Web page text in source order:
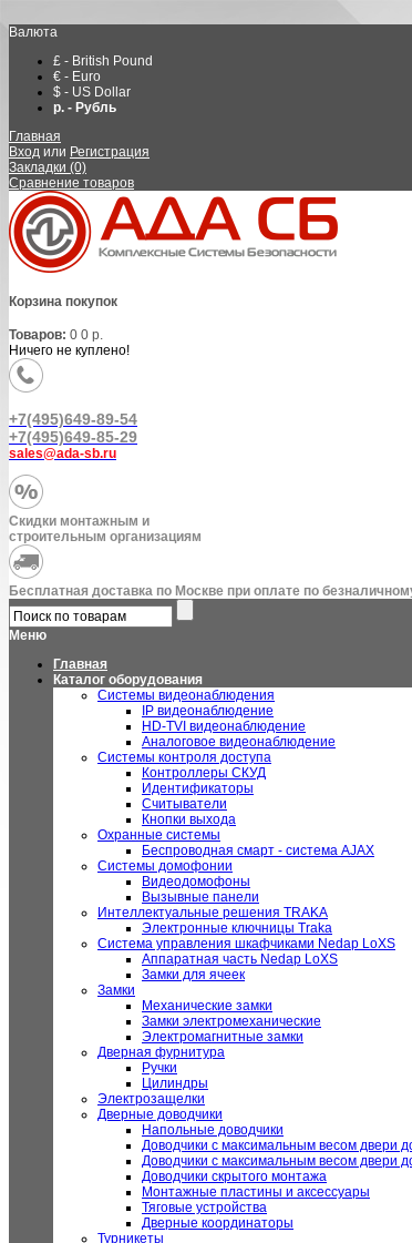
Валюта
£ - British Pound
€ - Euro
$ - US Dollar
р. - Рубль
Главная
Вход или Регистрация
Закладки (0)
Сравнение товаров
Корзина покупок
Товаров: 0 0 р.
Ничего не куплено!
+7(495)649-89-54
+7(495)649-85-29
sales@ada-sb.ru
Скидки монтажным и
строительным организациям
Бесплатная доставка по Москве при оплате по
Меню
Главная
Каталог оборудования
Системы видеонаблюдения
IP видеонаблюдение
HD-TVI видеонаблюдение
Аналоговое видеонаблюдение
Системы контроля доступа
Контроллеры СКУД
Идентификаторы
Считыватели
Кнопки выхода
Охранные системы
Беспроводная смарт - система AJAX
Системы домофонии
Видеодомофоны
Вызывные панели
Интеллектуальные решения TRAKA
Электронные ключницы Traka
Система управления шкафчиками Nedap LoXS
Аппаратная часть Nedap LoXS
Замки для ячеек
Замки
Механические замки
Замки электромеханические
Электромагнитные замки
Дверная фурнитура
Ручки
Цилиндры
Электрозащелки
Дверные доводчики
Напольные доводчики
Доводчики с максимальным весом двери
Доводчики с максимальным весом двери
Доводчики скрытого монтажа
Монтажные пластины и аксессуары
Тяговые устройства
Дверные координаторы
Турникеты